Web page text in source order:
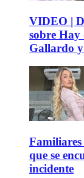
VIDEO |
sobre Hay
Gallardo
que se
incidente